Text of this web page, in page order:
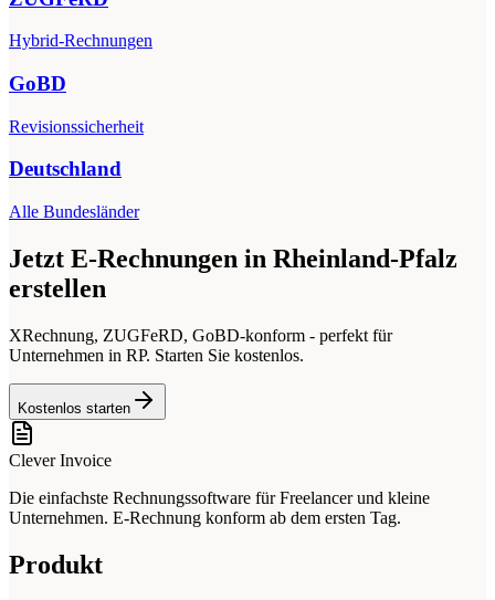
Hybrid-Rechnungen
GoBD
Revisionssicherheit
Deutschland
Alle Bundesländer
Jetzt E-Rechnungen in Rheinland-Pfalz
erstellen
XRechnung, ZUGFeRD, GoBD-konform - perfekt für
Unternehmen in RP. Starten Sie kostenlos.
Kostenlos starten
Clever Invoice
Die einfachste Rechnungssoftware für Freelancer und kleine
Unternehmen. E-Rechnung konform ab dem ersten Tag.
Produkt